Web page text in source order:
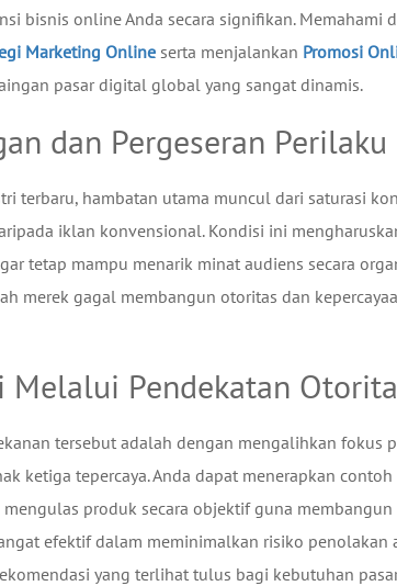
bisnis online Anda secara signifikan. Memahami
Marketing Online serta menjalankan Promosi
pasar digital global yang sangat dinamis.
dan Pergeseran
terbaru, hambatan utama muncul dari saturasi
iklan konvensional. Kondisi ini
tetap mampu menarik minat audiens secara
merek gagal membangun otoritas dan
Melalui Pendekatan
tersebut adalah dengan mengalihkan fokus
ketiga tepercaya. Anda dapat menerapkan
produk secara objektif guna
efektif dalam meminimalkan risiko penolakan
yang terlihat tulus bagi kebutuhan